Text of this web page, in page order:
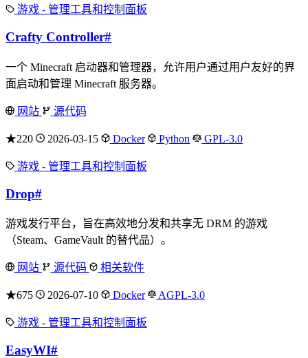
游戏 - 管理工具和控制面板
Crafty Controller#
一个 Minecraft 启动器和管理器，允许用户通过用户友好的界
面启动和管理 Minecraft 服务器。
网站 源代码
★220 2026-03-15 Docker Python GPL-3.0
游戏 - 管理工具和控制面板
Drop#
游戏发行平台，旨在高效地分发和共享无 DRM 的游戏
（Steam、GameVault 的替代品）。
网站 源代码 相关软件
★675 2026-07-10 Docker AGPL-3.0
游戏 - 管理工具和控制面板
EasyWI#